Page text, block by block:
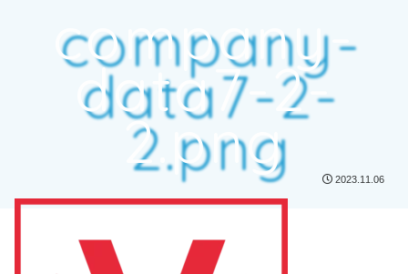
company-
data7-2-
2.png
2023.11.06